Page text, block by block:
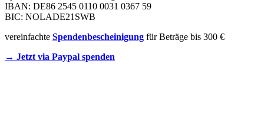
IBAN: DE86 2545 0110 0031 0367 59
BIC: NOLADE21SWB
vereinfachte Spendenbescheinigung für Beträge bis 300 €
→ Jetzt via Paypal spenden